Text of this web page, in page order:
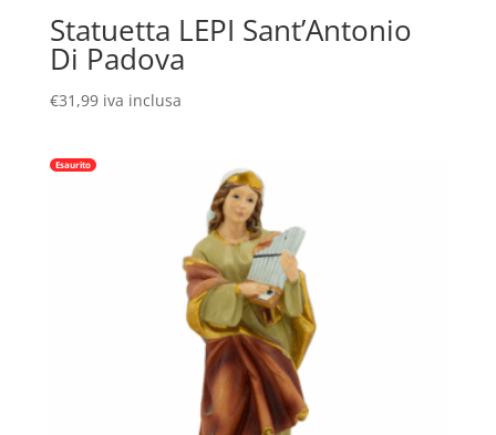
Statuetta LEPI Sant’Antonio
Di Padova
€31,99 iva inclusa
Esaurito